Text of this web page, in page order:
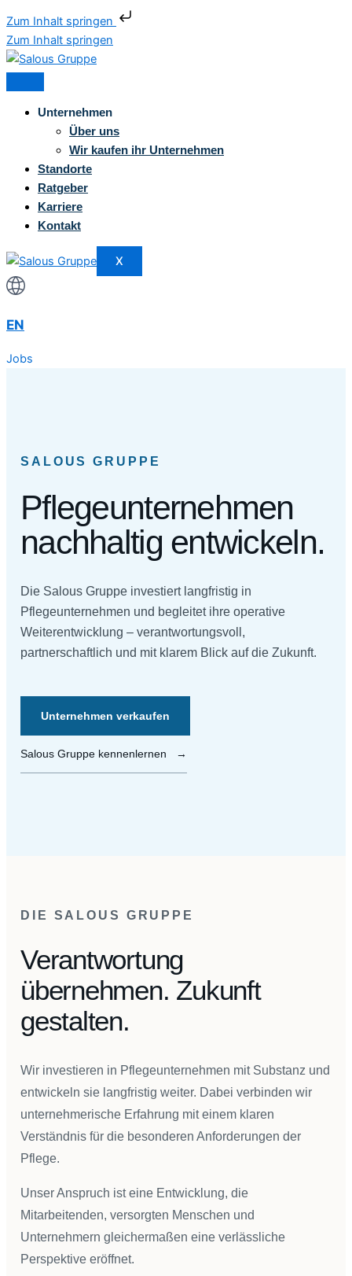
Zum Inhalt springen
Zum Inhalt springen
Unternehmen
Über uns
Wir kaufen ihr Unternehmen
Standorte
Ratgeber
Karriere
Kontakt
X
EN
Jobs
SALOUS GRUPPE
Pflegeunternehmen
nachhaltig entwickeln.
Die Salous Gruppe investiert langfristig in
Pflegeunternehmen und begleitet ihre operative
Weiterentwicklung – verantwortungsvoll,
partnerschaftlich und mit klarem Blick auf die Zukunft.
Unternehmen verkaufen
Salous Gruppe kennenlernen →
DIE SALOUS GRUPPE
Verantwortung
übernehmen. Zukunft
gestalten.
Wir investieren in Pflegeunternehmen mit Substanz und
entwickeln sie langfristig weiter. Dabei verbinden wir
unternehmerische Erfahrung mit einem klaren
Verständnis für die besonderen Anforderungen der
Pflege.
Unser Anspruch ist eine Entwicklung, die
Mitarbeitenden, versorgten Menschen und
Unternehmern gleichermaßen eine verlässliche
Perspektive eröffnet.